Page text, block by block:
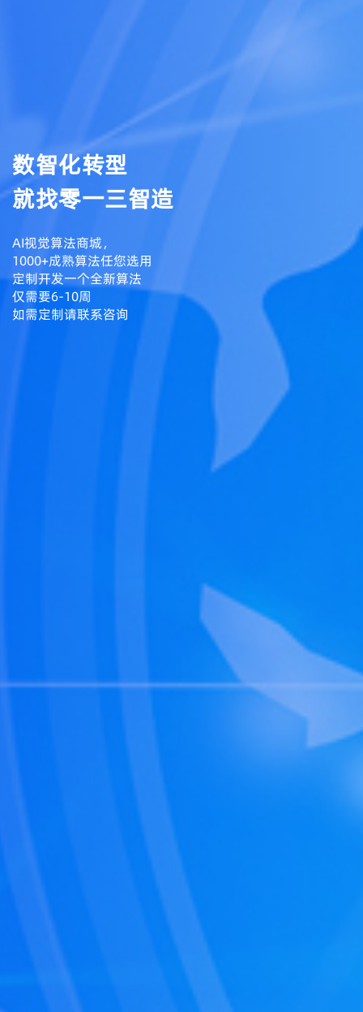
数智化转型
就找零一三智造
AI视觉算法商城，
1000+成熟算法任您选用
定制开发一个全新算法
仅需要6-10周
如需定制请联系咨询